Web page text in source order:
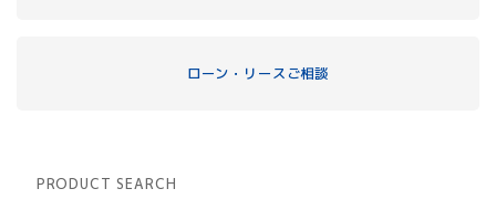
ローン・リースご相談
PRODUCT SEARCH